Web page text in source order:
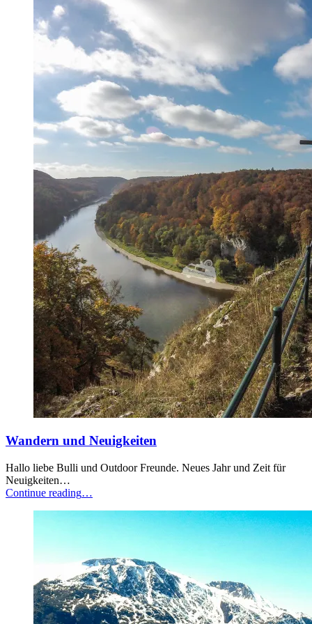
Wandern und Neuigkeiten
Hallo liebe Bulli und Outdoor Freunde. Neues Jahr und Zeit für
Neuigkeiten…
Continue reading“Wandern
Neuigkeiten”
…